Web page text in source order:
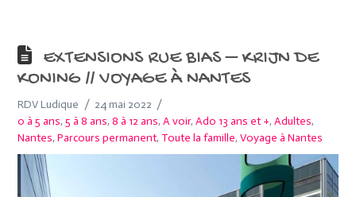
EXTENSIONS RUE BIAS – KRIJN DE
KONING // VOYAGE À NANTES
RDV Ludique
24 mai 2022
0 à 5 ans,5 à 8 ans,8 à 12 ans,A voir,Ado 13 ans et +,Adultes,
Nantes,Parcours permanent, Toute la famille,Voyage à Nantes